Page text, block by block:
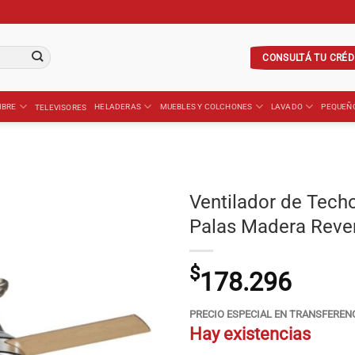
CONSULTÁ TU
TELEVISORES HELADERAS MUEBLES Y COLCHONES LAVADO
Ventilador de
Palas Madera
$178.296
PRECIO ESPECIAL EN
Hay existencias